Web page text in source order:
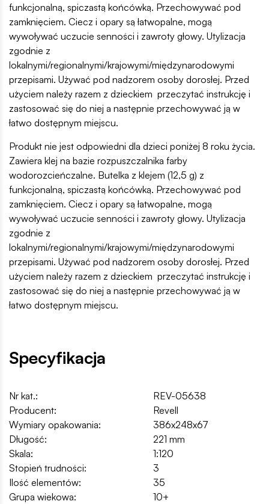
funkcjonalną, spiczastą końcówką. Przechowywać pod
zamknięciem. Ciecz i opary są łatwopalne, mogą
wywoływać uczucie senności i zawroty głowy. Utylizacja
zgodnie z
lokalnymi/regionalnymi/krajowymi/międzynarodowymi
przepisami. Używać pod nadzorem osoby dorosłej. Przed
użyciem należy razem z dzieckiem przeczytać instrukcję i
zastosować się do niej a następnie przechowywać ją w
łatwo dostępnym miejscu.
Produkt nie jest odpowiedni dla dzieci poniżej 8 roku życia.
Zawiera klej na bazie rozpuszczalnika farby
wodorozcieńczalne. Butelka z klejem (12,5 g) z
funkcjonalną, spiczastą końcówką. Przechowywać pod
zamknięciem. Ciecz i opary są łatwopalne, mogą
wywoływać uczucie senności i zawroty głowy. Utylizacja
zgodnie z
lokalnymi/regionalnymi/krajowymi/międzynarodowymi
przepisami. Używać pod nadzorem osoby dorosłej. Przed
użyciem należy razem z dzieckiem przeczytać instrukcję i
zastosować się do niej a następnie przechowywać ją w
łatwo dostępnym miejscu.
Specyfikacja
Nr kat.:
REV-05638
Producent:
Revell
Wymiary opakowania:
386x248x67
Długość:
221 mm
Skala:
1:120
Stopień trudności:
3
Ilość elementów:
35
Grupa wiekowa:
10+